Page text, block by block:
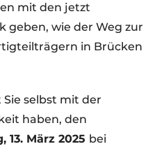
mit den jetzt
geben, wie der Weg zur
in Brücken
selbst mit der
haben, den
13. März 2025 bei